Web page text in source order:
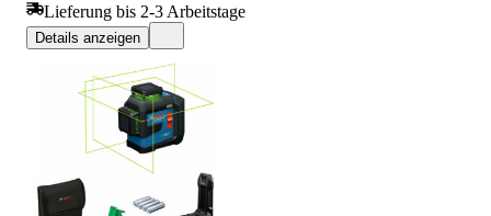
Lieferung bis 2-3 Arbeitstage
Details anzeigen